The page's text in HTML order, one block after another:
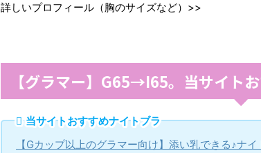
詳しいプロフィール（胸のサイズなど）>>
【グラマー】G65→I65。当サイト
当サイトおすすめナイトブラ
【Gカップ以上のグラマー向け】添い乳できる♪ナ